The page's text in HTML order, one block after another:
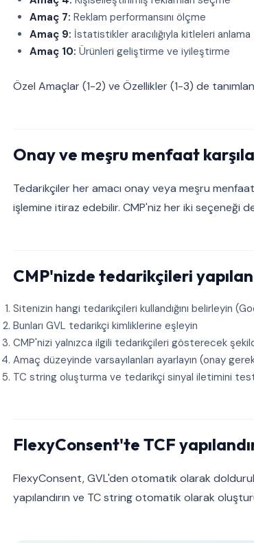
Amaç 7: Reklam performansını ölçme
Amaç 9: İstatistikler aracılığıyla kitleleri anlama
Amaç 10: Ürünleri geliştirme ve iyileştirme
Özel Amaçlar (1-2) ve Özellikler (1-3) de
Onay ve meşru menfaat
Tedarikçiler her amacı onay veya meşru
işlemine itiraz edebilir. CMP'niz her iki seçeneği
CMP'nizde tedarikçileri
Sitenizin hangi tedarikçileri kullandığını belirleyin
Bunları GVL tedarikçi kimliklerine eşleyin
CMP'nizi yalnızca ilgili tedarikçileri gösterecek
Amaç düzeyinde varsayılanları ayarlayın (onay
TC string oluşturma ve tedarikçi sinyal iletimini
FlexyConsent'te TCF
FlexyConsent, GVL'den otomatik olarak
yapılandırın ve TC string otomatik olarak